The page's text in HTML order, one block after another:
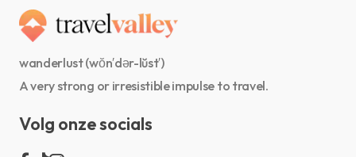
wanderlust (wŏn′dər-lŭst′)
A very strong or irresistible impulse to travel.
Volg onze socials